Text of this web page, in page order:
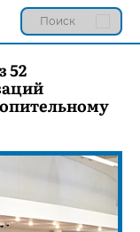
52